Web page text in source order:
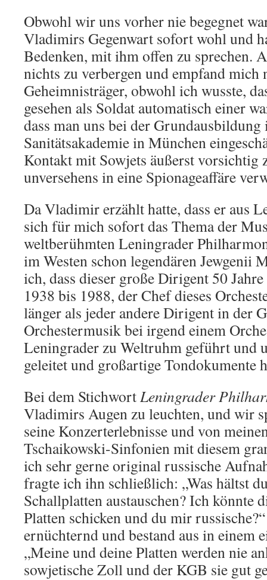
Obwohl wir uns vorher nie begegnet
Vladimirs Gegenwart sofort wohl und
Bedenken, mit ihm offen zu sprechen.
nichts zu verbergen und empfand mich
Geheimnisträger, obwohl ich wusste,
gesehen als Soldat automatisch einer
dass man uns bei der Grundausbildung
Sanitätsakademie in München
Kontakt mit Sowjets äußerst vorsichtig
unversehens in eine Spionageaffäre
Da Vladimir erzählt hatte, dass er aus
sich für mich sofort das Thema der
weltberühmten Leningrader
im Westen schon legendären Jewgenii
ich, dass dieser große Dirigent 50
1938 bis 1988, der Chef dieses
länger als jeder andere Dirigent in der
Orchestermusik bei irgend einem
Leningrader zu Weltruhm geführt und
geleitet und großartige Tondokumente
Bei dem StichwortLeningrader
Vladimirs Augen zu leuchten, und wir
seine Konzerterlebnisse und von
Tschaikowski-Sinfonien mit diesem
ich sehr gerne original russische
fragte ich ihn schließlich: „Was hältst
Schallplatten austauschen? Ich könnte
Platten schicken und du mir
ernüchternd und bestand aus in einem
„Meine und deine Platten werden nie
sowjetische Zoll und der KGB sie gut